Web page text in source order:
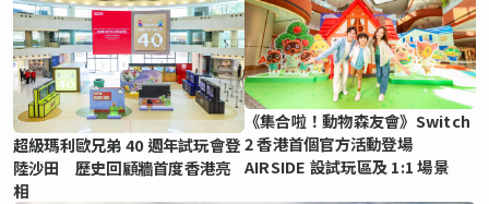
超級瑪利歐兄弟 40 週年試玩會登
陸沙田 歷史回顧牆首度香港亮
相
《集合啦！動物森友會》Switch
2 香港首個官方活動登場
AIRSIDE 設試玩區及 1:1 場景